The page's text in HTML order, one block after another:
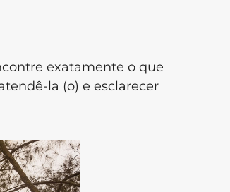
exatamente o que
la (o) e esclarecer